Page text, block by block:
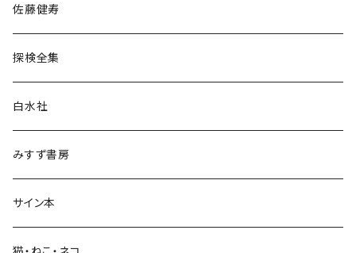
民族・風習
言語・ことば
佐藤健寿
探検全集
白水社
みすず書房
サイン本